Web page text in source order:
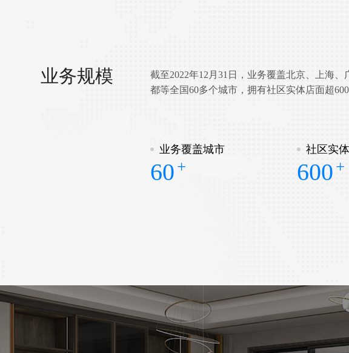
业务规模
截至2022年12月31日，业务覆盖北京、上海
都等全国60多个城市，拥有社区实体店面超600
业务覆盖城市
60 +
社区实
600 +